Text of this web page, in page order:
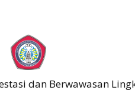
dan Berwawasan